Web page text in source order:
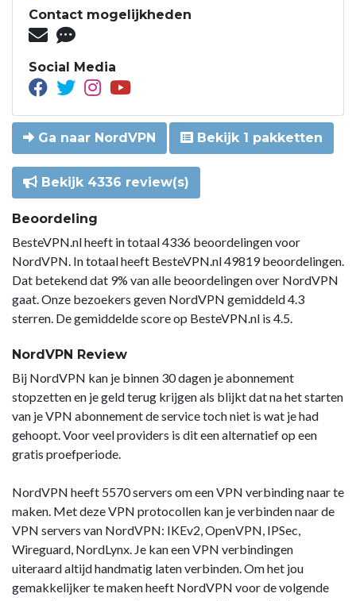
Contact mogelijkheden
Social Media
Ga naar NordVPN Bekijk 1 pakketten
Bekijk 4336 review(s)
Beoordeling
BesteVPN.nl heeft in totaal 4336 beoordelingen voor
NordVPN. In totaal heeft BesteVPN.nl 49819 beoordelingen.
Dat betekend dat 9% van alle beoordelingen over NordVPN
gaat. Onze bezoekers geven NordVPN gemiddeld 4.3
sterren. De gemiddelde score op BesteVPN.nl is 4.5.
NordVPN Review
Bij NordVPN kan je binnen 30 dagen je abonnement
stopzetten en je geld terug krijgen als blijkt dat na het starten
van je VPN abonnement de service toch niet is wat je had
gehoopt. Voor veel providers is dit een alternatief op een
gratis proefperiode.
NordVPN heeft 5570 servers om een VPN verbinding naar te
maken. Met deze VPN protocollen kan je verbinden naar de
VPN servers van NordVPN: IKEv2, OpenVPN, IPSec,
Wireguard, NordLynx. Je kan een VPN verbindingen
uiteraard altijd handmatig laten verbinden. Om het jou
gemakkelijker te maken heeft NordVPN voor de volgende